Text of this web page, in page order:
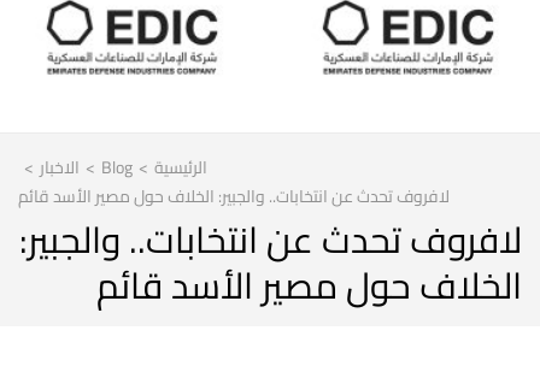
الرئيسية >
Blog
> الاخبار >
لافروف تحدث عن انتخابات.. والجبير: الخلاف حول مصير الأسد قائم
لافروف تحدث عن انتخابات.. والجبير:
الخلاف حول مصير الأسد قائم